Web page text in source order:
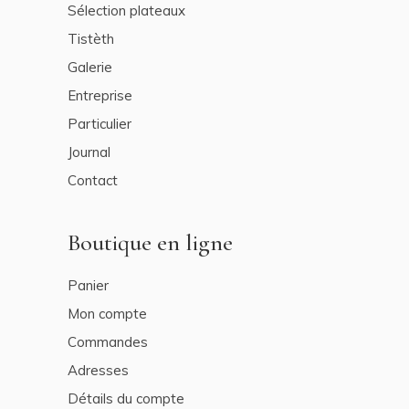
Sélection plateaux
Tistèth
Galerie
Entreprise
Particulier
Journal
Contact
Boutique en ligne
Panier
Mon compte
Commandes
Adresses
Détails du compte